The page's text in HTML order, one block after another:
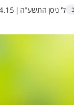
ל' ניסן התשע"ה |